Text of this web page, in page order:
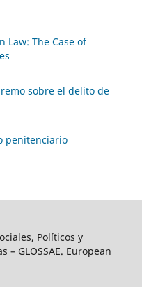
Law: The Case of
sobre el delito de
penitenciario
Políticos y
– GLOSSAE. European